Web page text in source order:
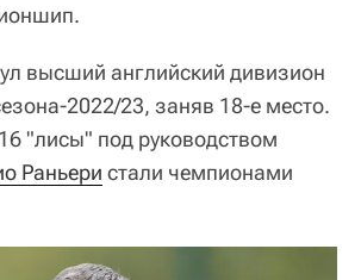
высший английский дивизион
2022/23, заняв 18-е место.
"лисы" под руководством
Раньери стали чемпионами